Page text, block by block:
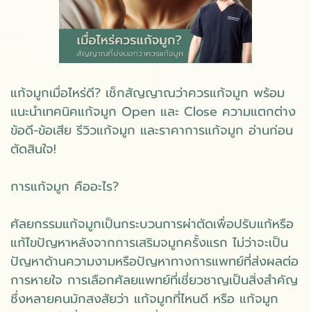
แก้จมูกเมื่อไหร่ดี? เช็กสัญญาณว่าควรแก้จมูก พร้อม
แนะนำเทคนิคแก้จมูก Open และ Close ความแตกต่าง
ข้อดี-ข้อเสีย รีวิวแก้จมูก และราคาการแก้จมูก อ่านก่อน
ตัดสินใจ!
การแก้จมูก คืออะไร?
ศัลยกรรมแก้จมูกเป็นกระบวนการผ่าตัดเพื่อปรับแก้หรือ
แก้ไขปัญหาหลังจากการเสริมจมูกครั้งแรก ไม่ว่าจะเป็น
ปัญหาด้านความงามหรือปัญหาทางการแพทย์ที่ส่งผลต่อ
การหายใจ การเลือกศัลยแพทย์ที่เชี่ยวชาญเป็นสิ่งสำคัญ
ซึ่งหลายคนมักสงสัยว่า แก้จมูกที่ไหนดี หรือ แก้จมูก